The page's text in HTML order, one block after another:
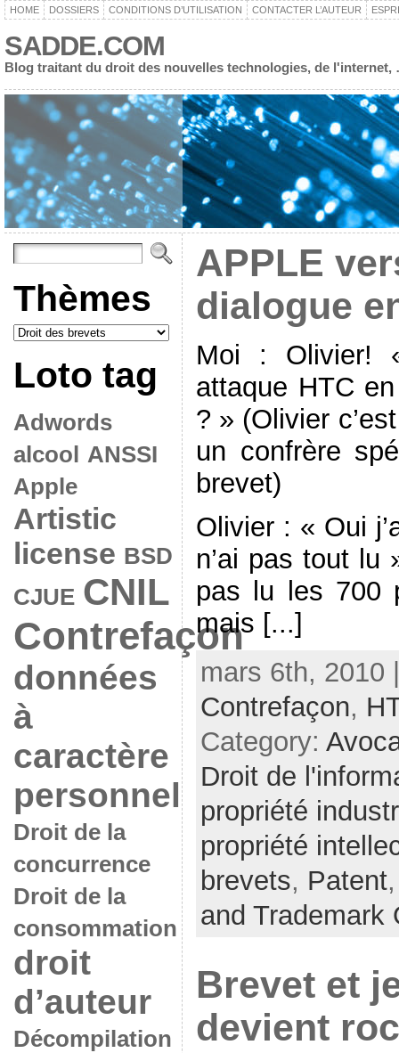
HOME DOSSIERS CONDITIONS D’UTILISATION CONTACTER L’AUTEUR
SADDE.COM
Blog traitant du droit des nouvelles technologies, de l'internet,
Thèmes
Loto tag
Adwords
alcool
ANSSI
Apple
Artistic
license BSD
CJUE CNIL
Contrefaçon
données
à
caractère
personnel
Droit de la
concurrence
Droit de la
consommation
droit
d’auteur
Décompilation
APPLE
dialogue
Moi : Olivier!
attaque HTC
? » (Olivier
un confrère
brevet)
Olivier : « Oui
n’ai pas tout lu
pas lu les 700
mais [...]
mars 6th, 2010
Contrefaçon,
Category:
Droit de
propriété
propriété
brevets, Patent
and Trademark
Brevet et
devient